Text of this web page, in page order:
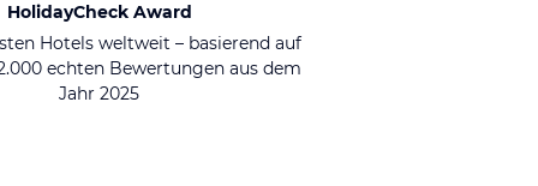
HolidayCheck Award
Hotels weltweit – basierend auf
echten Bewertungen aus dem
Jahr 2025